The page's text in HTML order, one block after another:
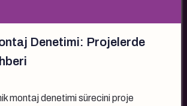
Denetimi: Projelerde
montaj denetimi sürecini proje